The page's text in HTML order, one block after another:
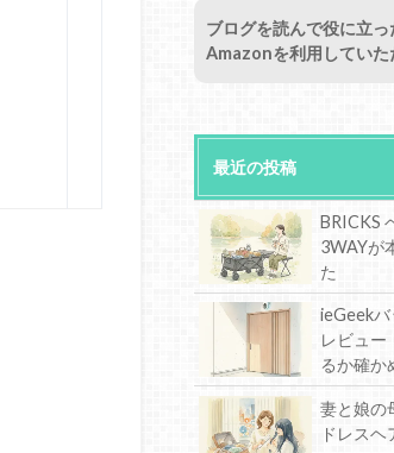
ブログを読んで役に立
Amazonを利用していた
最近の投稿
BRICKS
3WAYが
た
ieGeekバ
レビュー
るか確か
妻と娘の
ドレス